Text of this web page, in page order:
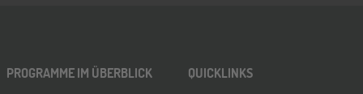
PROGRAMME IM ÜBERBLICK QUICKLINKS